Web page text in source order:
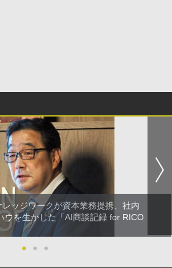
レッジワークが資本業務提携、社内
ウを生かした「AI商談記録 for RICO
●
● ●